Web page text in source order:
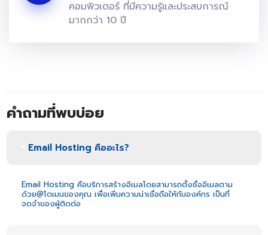
คอมพิวเตอร์ ที่มีความรู้และประสบการณ์
มากกว่า 10 ปี
คำถามที่พบบ่อย
Email Hosting คืออะไร?
Email Hosting คือบริการสร้างอีเมลโดยสามารถตั้งชื่ออีเมลตาม
ด้วย@โดเมนของคุณ เพื่อเพิ่มความน่าเชื่อถือให้กับองค์กร เป็นที่
จดจำของผู้ติดต่อ